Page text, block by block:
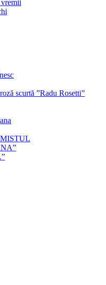
scurtă ”Radu Rosetti”